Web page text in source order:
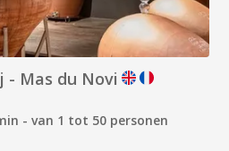
- Mas du Novi
- van 1 tot 50 personen